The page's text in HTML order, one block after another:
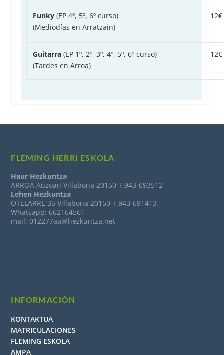
Funky(EP 4º, 5º, 6º curso)
(Mediodías en Arratzain)
Guitarra(EP 1º, 2º, 3º, 4º, 5º, 6º curso)
(Tardes en Arroa)
FLEMING HERRI ESKOLA
Haur Hezkuntza
ARROA Auzoan Villabona 20150 T.943-693512
Lehen Hezkuntza
OTELARRE 35 Villabona 20150 T.943-691413
Whatsapp: 662164561
mail: 012277aa@hezkuntza.net
INFORMACIÓN
KONTAKTUA
MATRICULACIONES
FLEMING ESKOLA
AMPA